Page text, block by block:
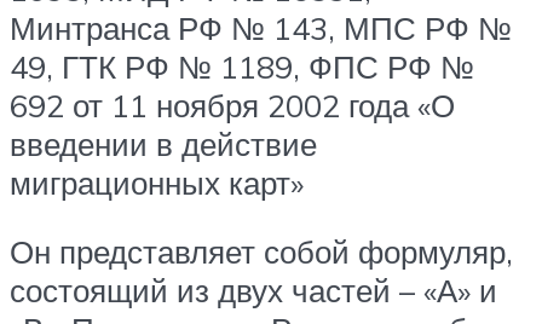
Минтранса РФ № 143, МПС РФ №
49, ГТК РФ № 1189, ФПС РФ №
692 от 11 ноября 2002 года «О
введении в действие
миграционных карт»
Он представляет собой формуляр,
состоящий из двух частей – «А» и